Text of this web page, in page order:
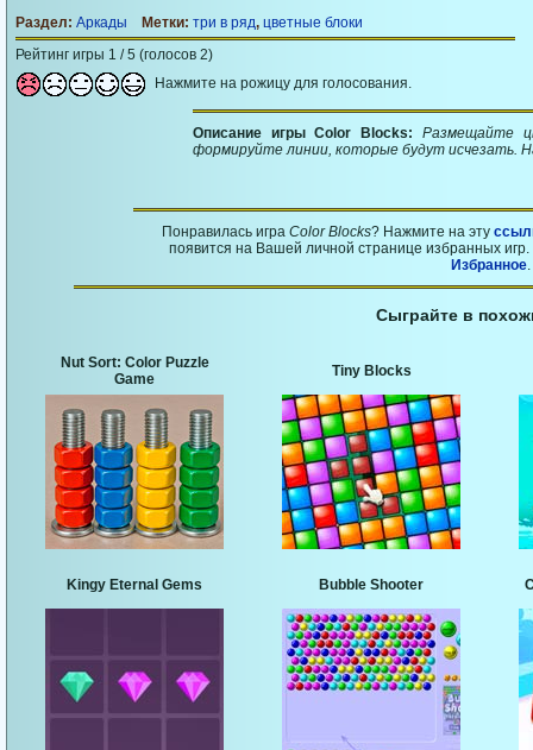
Раздел: Аркады Метки: три в ряд, цветные блоки
Рейтинг игры 1 / 5 (голосов 2)
Нажмите на рожицу для голосования.
Описание игры Color Blocks: Размещайте
формируйте линии, которые будут исчезать.
Понравилась игра Color Blocks? Нажмите на эту
появится на Вашей личной странице избранных
Избранное.
Сыграйте в
Nut Sort: Color Puzzle
Game
Tiny Blocks
Kingy Eternal Gems Bubble Shooter